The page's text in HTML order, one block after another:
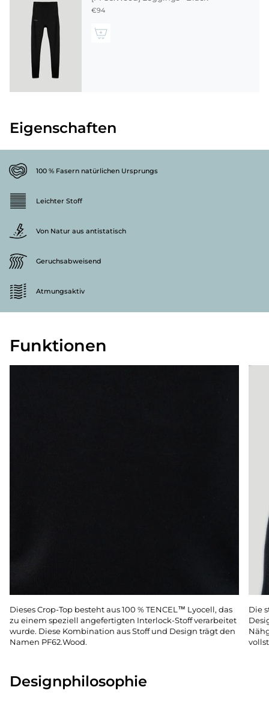
€94
Eigenschaften
100 % Fasern natürlichen Ursprungs
Leichter Stoff
Von Natur aus antistatisch
Geruchsabweisend
Atmungsaktiv
Funktionen
Dieses Crop-Top besteht aus 100 % TENCEL™ Lyocell, das
zu einem speziell angefertigten Interlock-Stoff verarbeitet
wurde. Diese Kombination aus Stoff und Design trägt den
Namen PF62.Wood.
Die
Designphilosophie